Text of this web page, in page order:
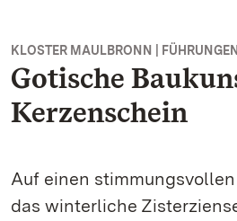
KLOSTER MAULBRONN |
Gotische
Kerzenschein
Auf einen
das winterliche